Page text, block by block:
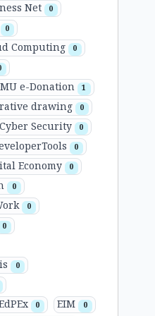
Net 0
0
Computing 0
e-Donation 1
drawing 0
Cyber Security 0
0
Economy 0
0
0
0
0
0 EIM 0